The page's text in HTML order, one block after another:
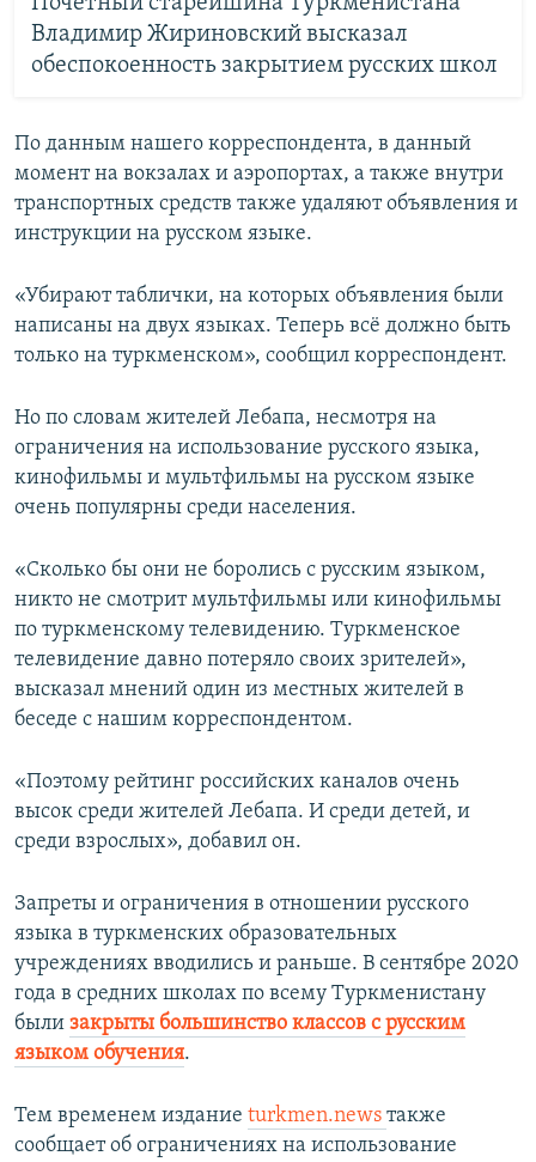
Владимир Жириновский высказал
обеспокоенность закрытием русских школ
По данным нашего корреспондента, в данный
момент на вокзалах и аэропортах, а также внутри
транспортных средств также удаляют объявления и
инструкции на русском языке.
«Убирают таблички, на которых объявления были
написаны на двух языках. Теперь всё должно быть
только на туркменском», сообщил корреспондент.
Но по словам жителей Лебапа, несмотря на
ограничения на использование русского языка,
кинофильмы и мультфильмы на русском языке
очень популярны среди населения.
«Сколько бы они не боролись с русским языком,
никто не смотрит мультфильмы или кинофильмы
по туркменскому телевидению. Туркменское
телевидение давно потеряло своих зрителей»,
высказал мнений один из местных жителей в
беседе с нашим корреспондентом.
«Поэтому рейтинг российских каналов очень
высок среди жителей Лебапа. И среди детей, и
среди взрослых», добавил он.
Запреты и ограничения в отношении русского
языка в туркменских образовательных
учреждениях вводились и раньше. В сентябре 2020
года в средних школах по всему Туркменистану
были закрыты большинство классов с русским
языком обучения.
Тем временем издание turkmen.news также
сообщает об ограничениях на использование